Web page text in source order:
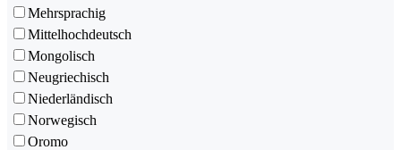
Mehrsprachig
Mittelhochdeutsch
Mongolisch
Neugriechisch
Niederländisch
Norwegisch
Oromo